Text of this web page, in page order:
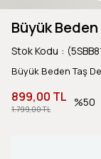
Büyük
Stok Kodu
Büyük Beden Taş
1.799,00 TL
899,00 TL 50